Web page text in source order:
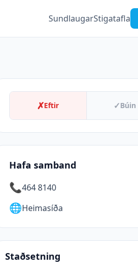
SundlaugarStigatafla
✗Eftir ✓Búin
Hafa samband
📞464 8140
🌐Heimasíða
Staðsetning